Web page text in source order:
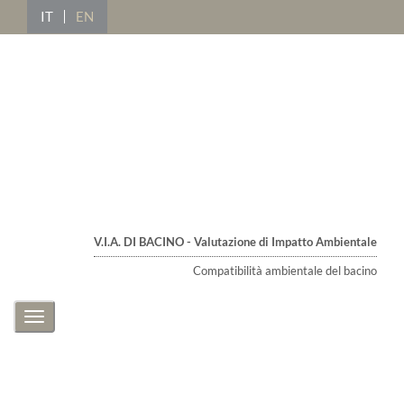
IT EN
V.I.A. DI BACINO - Valutazione di Impatto Ambientale
Compatibilità ambientale del bacino
Toggle